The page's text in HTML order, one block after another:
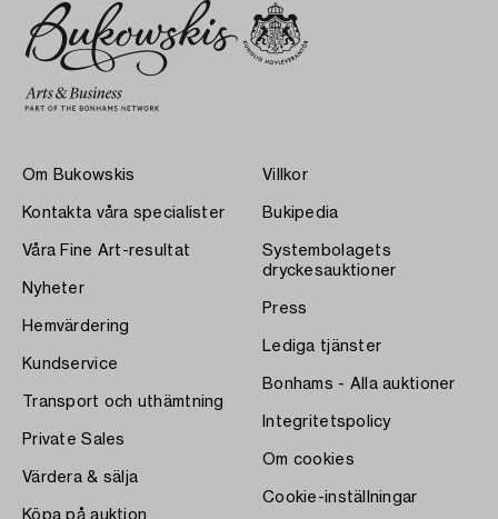
Om Bukowskis
Kontakta våra specialister
Våra Fine Art-resultat
Nyheter
Hemvärdering
Kundservice
Transport och uthämtning
Private Sales
Värdera & sälja
Köpa på auktion
Villkor
Bukipedia
Systembolagets
dryckesauktioner
Press
Lediga tjänster
Bonhams - Alla auktioner
Integritetspolicy
Om cookies
Cookie-inställningar